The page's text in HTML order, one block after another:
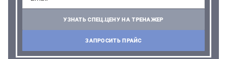
УЗНАТЬ СПЕЦ.ЦЕНУ НА ТРЕНАЖЕР
ЗАПРОСИТЬ ПРАЙС